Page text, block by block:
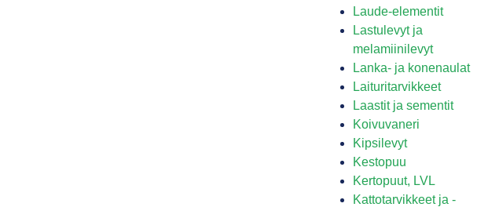
Laude-elementit
Lastulevyt ja
melamiinilevyt
Lanka- ja konenaulat
Laituritarvikkeet
Laastit ja sementit
Koivuvaneri
Kipsilevyt
Kestopuu
Kertopuut, LVL
Kattotarvikkeet ja -